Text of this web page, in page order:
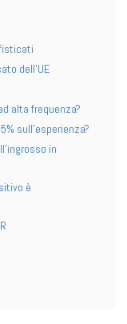
dell'UE
alta frequenza?
sull'esperienza?
in
è